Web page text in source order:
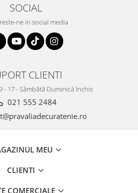
SOCIAL
ne in social media
CLIENTI
- 17 - Sâmbătă Duminică închis
021 555 2484
MEU
CLIENTI
COMERCIALE